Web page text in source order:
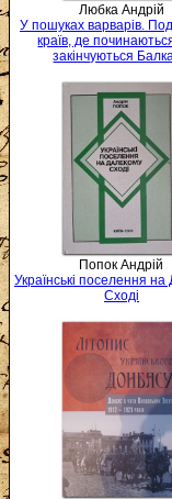
Любка Андрій
У пошуках варварів.
країв, де
закінчуються
Попок Андрій
Українські поселення
Сході